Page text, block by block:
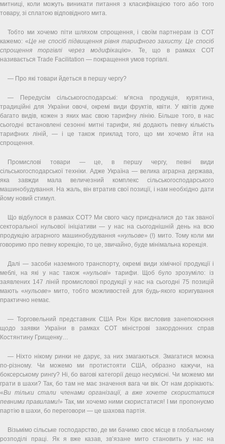
митниці, коли можуть виникати питання з класифікацією того або того
товару, зі сплатою відповідного мита.
Тобто ми хочемо піти шляхом спрощення, і своїм партнерам із СОТ
кажемо: «Це не спосіб підвищення рівня тарифного захисту. Це спосіб
спрощення торгівлі через модифікацію». Те, що в рамках СОТ
називається Trade Facilitation — покращення умов торгівлі.
— Про які товари йдеться в першу чергу?
— Передусім сільськогосподарські: м’ясна продукція, курятина,
традиційні для України овочі, окремі види фруктів, квіти. У квітів дуже
багато видів, кожен з яких має свою тарифну лінію. Більше того, в нас
сьогодні встановлені сезонні митні тарифи, які додають певну кількість
тарифних ліній, — і це також приклад того, що ми хочемо йти на
спрощення.
Промислові товари — це, в першу чергу, певні види
сільськогосподарської техніки. Адже Україна — велика аграрна держава,
яка завжди мала величезний комплекс сільськогосподарського
машинобудування. На жаль, він втратив свої позиції, і нам необхідно дати
йому новий стимул.
Що відбулося в рамках СОТ? Ми свого часу приєдналися до так званої
секторальної нульової ініціативи — у нас на сьогоднішній день на всю
продукцію аграрного машинобудування «нульове» (!) мито. Тому коли ми
говоримо про певну корекцію, то це, звичайно, буде мінімальна корекція.
Далі — засоби наземного транспорту, окремі види хімічної продукції і
меблі, на які у нас також «нульові» тарифи. Щоб було зрозуміло: із
заявлених 147 ліній промислової продукції у нас на сьогодні 75 позицій
мають «нульове» мито, тобто можливостей для будь-якого коригування
практично немає.
— Торговельний представник США Рон Кірк висловив занепокоєння
щодо заявки України в рамках СОТ міністрові закордонних справ
Костянтину Грищенку…
— Ніхто нікому ринки не дарує, за них змагаються. Змагатися можна
по-різному. Чи можемо ми протистояти США, образно кажучи, на
боксерському рингу? Ні, бо вагові категорії дещо несумісні. Чи можемо ми
грати в шахи? Так, бо там не має значення вага чи вік. От нам дорікають:
«Ви тільки стали членами організації, а вже хочете скористатися
певними правилами!» Так, ми хочемо ними скористатися! І ми пропонуємо
партію в шахи, бо переговори — це шахова партія.
Візьмімо сільське господарство, де ми бачимо своє місце в глобальному
розподілі праці. Як я вже казав, зв’язане мито становить у нас на